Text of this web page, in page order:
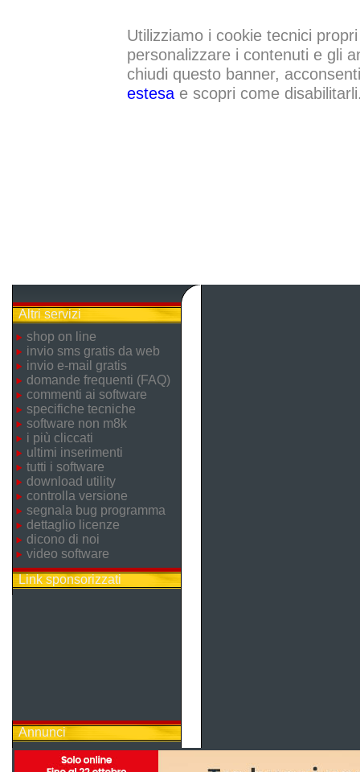
Utilizziamo i cookie tecnici
personalizzare i contenuti e gli
chiudi questo banner,
estesae scopri come
Altri servizi
shop on line
invio sms gratis da web
invio e-mail gratis
domande frequenti (FAQ)
commenti ai software
specifiche tecniche
software non m8k
i più cliccati
ultimi inserimenti
tutti i software
download utility
controlla versione
segnala bug programma
dettaglio licenze
dicono di noi
video software
Link sponsorizzati
Annunci